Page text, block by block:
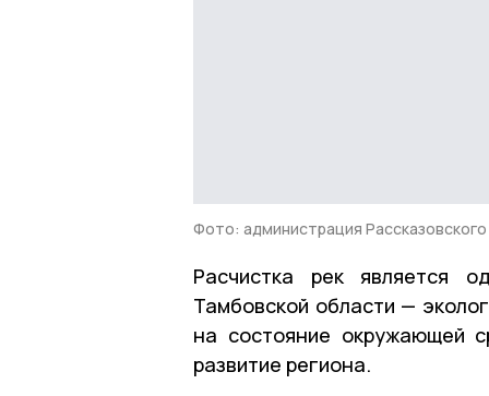
Фото: администрация Рассказовского
Расчистка рек является
Тамбовской области —
на состояние окружающей
развитие региона.